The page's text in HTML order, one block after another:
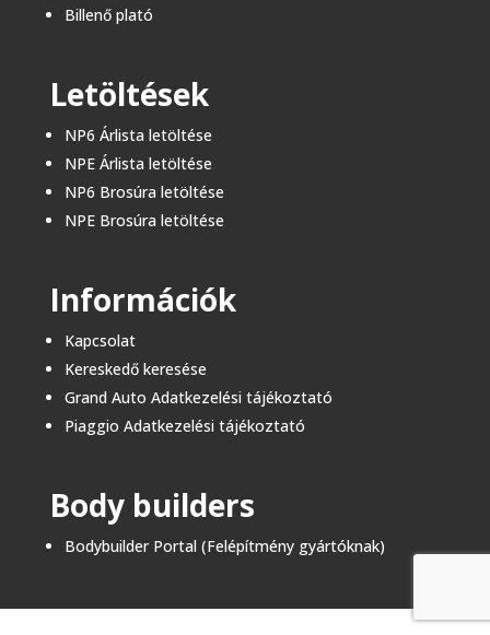
Billenő plató​
Letöltések
NP6 Árlista letöltése
NPE Árlista letöltése
NP6 Brosúra letöltése
NPE Brosúra letöltése
Információk
Kapcsolat
Kereskedő keresése
Grand Auto Adatkezelési tájékoztató
Piaggio Adatkezelési tájékoztató
Body builders
Bodybuilder Portal (Felépítmény gyártóknak)